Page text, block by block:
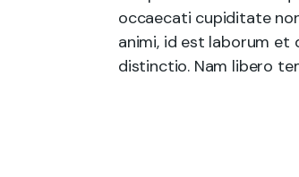
occaecati cupiditate
animi, id est laborum et
distinctio. Nam libero